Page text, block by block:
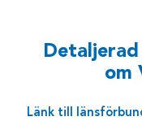
om
Länk till